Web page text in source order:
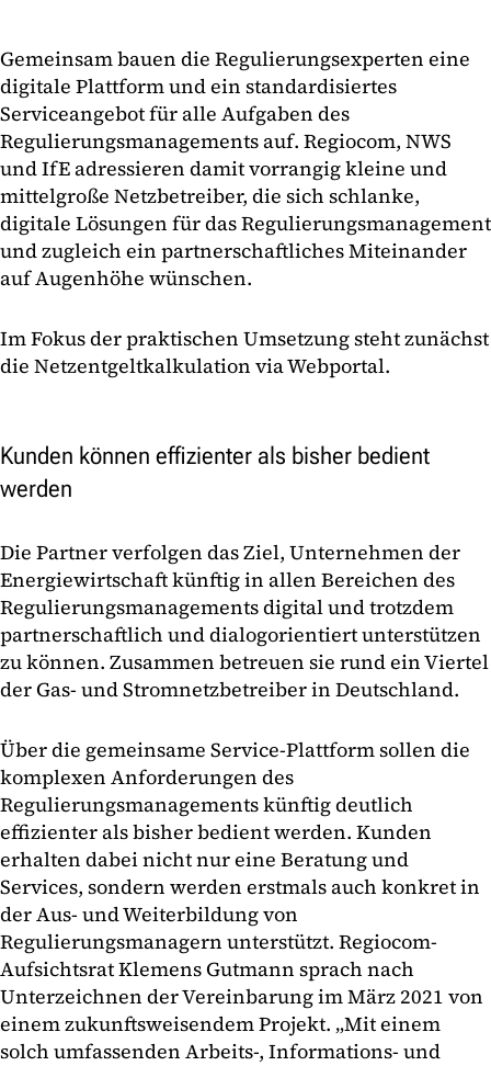
Gemeinsam bauen die Regulierungsexperten eine
digitale Plattform und ein standardisiertes
Serviceangebot für alle Aufgaben des
Regulierungsmanagements auf. Regiocom, NWS
und IfE adressieren damit vorrangig kleine und
mittelgroße Netzbetreiber, die sich schlanke,
digitale Lösungen für das Regulierungsmanagement
und zugleich ein partnerschaftliches Miteinander
auf Augenhöhe wünschen.
Im Fokus der praktischen Umsetzung steht zunächst
die Netzentgeltkalkulation via Webportal.
Kunden können effizienter als bisher bedient
werden
Die Partner verfolgen das Ziel, Unternehmen der
Energiewirtschaft künftig in allen Bereichen des
Regulierungsmanagements digital und trotzdem
partnerschaftlich und dialogorientiert unterstützen
zu können. Zusammen betreuen sie rund ein Viertel
der Gas- und Stromnetzbetreiber in Deutschland.
Über die gemeinsame Service-Plattform sollen die
komplexen Anforderungen des
Regulierungsmanagements künftig deutlich
effizienter als bisher bedient werden. Kunden
erhalten dabei nicht nur eine Beratung und
Services, sondern werden erstmals auch konkret in
der Aus- und Weiterbildung von
Regulierungsmanagern unterstützt. Regiocom-
Aufsichtsrat Klemens Gutmann sprach nach
Unterzeichnen der Vereinbarung im März 2021 von
einem zukunftsweisendem Projekt. „Mit einem
solch umfassenden Arbeits-, Informations- und